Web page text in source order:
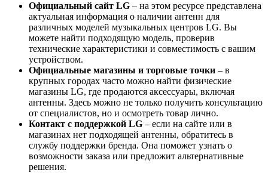
Официальный сайт LG – на этом ресурсе представлена
актуальная информация о наличии антенн для
различных моделей музыкальных центров LG. Вы
можете найти подходящую модель, проверив
технические характеристики и совместимость с вашим
устройством.
Официальные магазины и торговые точки – в
крупных городах часто можно найти физические
магазины LG, где продаются аксессуары, включая
антенны. Здесь можно не только получить консультацию
от специалистов, но и осмотреть товар лично.
Контакт с поддержкой LG – если на сайте или в
магазинах нет подходящей антенны, обратитесь в
службу поддержки бренда. Она поможет узнать о
возможности заказа или предложит альтернативные
решения.